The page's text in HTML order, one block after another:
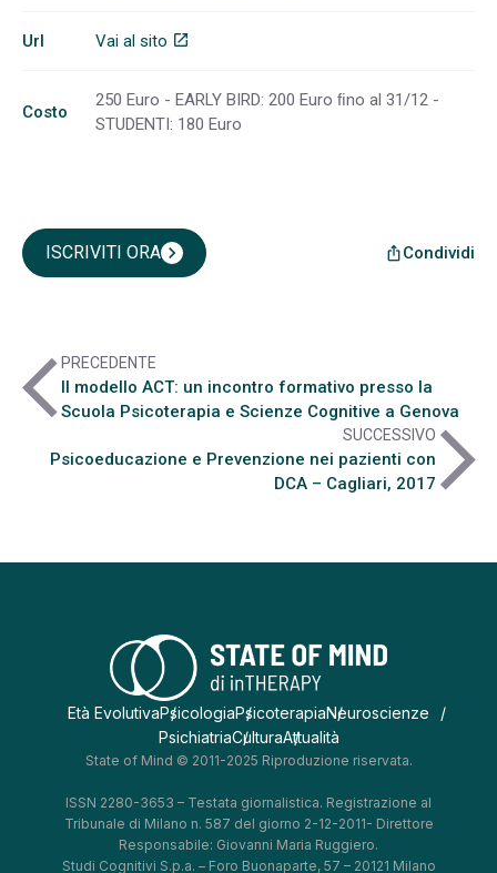
Url Vai al sito open_in_new
Costo
250 Euro - EARLY BIRD: 200 Euro ﬁno al 31/12 -
STUDENTI: 180 Euro
ISCRIVITI ORAchevron_right ios_shareCondividi
arrow_back_iosPRECEDENTE
Il modello ACT: un incontro formativo presso la
Scuola Psicoterapia e Scienze Cognitive a Genova
SUCCESSIVO
Psicoeducazione e Prevenzione nei pazienti con
DCA – Cagliari, 2017arrow_forward_ios
Età EvolutivaPsicologiaPsicoterapiaNeuroscienze
PsichiatriaCulturaAttualità
State of Mind © 2011-2025 Riproduzione riservata.
ISSN 2280-3653 – Testata giornalistica. Registrazione al
Tribunale di Milano n. 587 del giorno 2-12-2011- Direttore
Responsabile: Giovanni Maria Ruggiero.
Studi Cognitivi S.p.a. – Foro Buonaparte, 57 – 20121 Milano